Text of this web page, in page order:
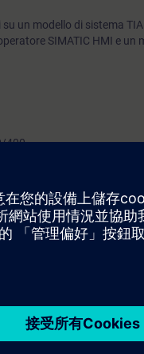
un modello di sistema
SIMATIC HMI e un
400
gli strumenti di
di SIMATIC